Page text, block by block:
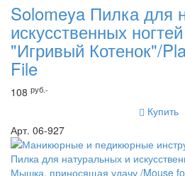
Solomeya Пилка для
искусственных
"Игривый Котенок"/
File
108 руб.-
Купить
Арт. 06-927